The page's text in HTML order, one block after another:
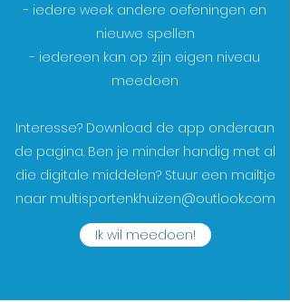
- iedere week andere oefeningen en
nieuwe spellen
- iedereen kan op zijn eigen niveau
meedoen
Interesse? Download de app onderaan
de pagina. Ben je minder handig met al
die digitale middelen? Stuur een mailtje
naar multisportenkhuizen@outlook.com
Ik wil meedoen!